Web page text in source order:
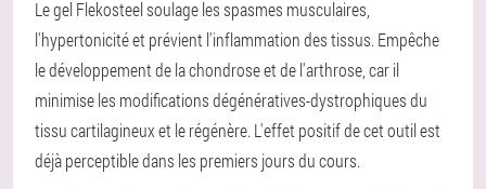
Le gel Flekosteel soulage les spasmes musculaires,
l'hypertonicité et prévient l'inflammation des tissus. Empêche
le développement de la chondrose et de l'arthrose, car il
minimise les modifications dégénératives-dystrophiques du
tissu cartilagineux et le régénère. L'effet positif de cet outil est
déjà perceptible dans les premiers jours du cours.